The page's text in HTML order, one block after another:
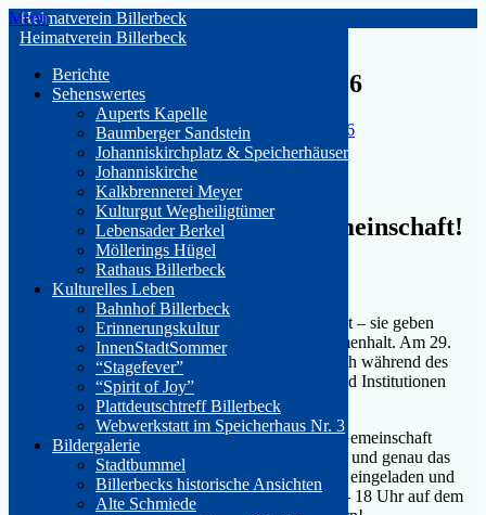
Skip
to
Menu
Heimatverein Billerbeck
Berichte
Sehenswertes
Auperts Kapelle
Baumberger Sandstein
Johanniskirchplatz & Speicherhäuser
Johanniskirche
Kalkbrennerei Meyer
Kulturgut Wegheiligtümer
Lebensader Berkel
Möllerings Hügel
Rathaus Billerbeck
Kulturelles Leben
Bahnhof Billerbeck
Erinnerungskultur
InnenStadtSommer
“Stagefever”
“Spirit of Joy”
Plattdeutschtreff Billerbeck
Webwerkstatt im Speicherhaus Nr. 3
Bildergalerie
Stadtbummel
Billerbecks historische Ansichten
Alte Schmiede
Heimatverein Billerbeck
“Tag der Vereine” 29. Mai 2026
By Mercedes Lanio on27. Mai 2026 27. Mai 2026
Ein Tag, viele Vereine.
Eine Stadt, unendlich viel Gemeinschaft!
Billerbeck…
Ehrenamt und Vereine sind das Herz unserer Stadt – sie geben
Billerbeck Charakter, Vielfalt und seinen Zusammenhalt. Am 29.
Mai hat das Ehrenamt wieder die Gelegenheit, sich während des
Wochenmarktes zu präsentieren. Viele Vereine und Institutionen
sind vertreten und laden zum Kennenlernen ein.
Besuchen sie uns am Freitag den 29. Mai, denn Gemeinschaft
entsteht dort, wo Menschen zusammenkommen – und genau das
leben wir an diesem Tag! Fühlen sie sich herzlich eingeladen und
bringen sie ihre Familie und Freunde mit. Von 14- 18 Uhr auf dem